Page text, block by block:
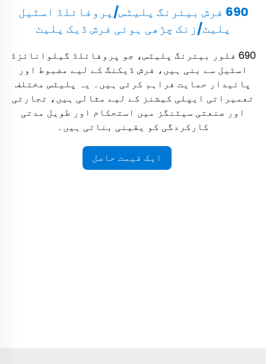
690 فرش بیئرنگ پلیٹس/پروفائلڈ اسٹیل
پلیٹ/زنک چڑھی ہوئی فرش ڈیک پلیٹ
690 فلور بیئرنگ پلیٹس، جو پروفائلڈ گیلوانائزڈ
اسٹیل سے بنی ہیں، فرش ڈیکنگ کے لیے مضبوط اور
پائیدار حمایت فراہم کرتی ہیں۔ یہ پلیٹس مختلف
تعمیراتی ایپلی کیشنز کے لیے مثالی ہیں، تجارتی
اور صنعتی سیٹنگز میں استحکام اور طویل مدتی
کارکردگی کو یقینی بناتی ہیں۔
ایک قیمت حاصل